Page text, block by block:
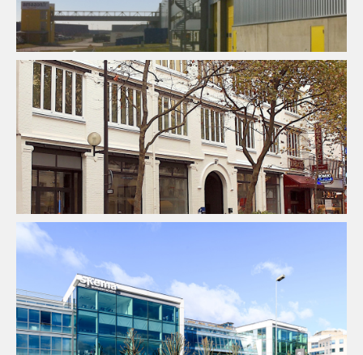
Enseignement Fluides Thermique
Enseignement Fluides Structure Thermique